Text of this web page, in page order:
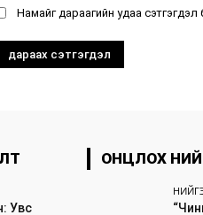
Намайг дараагийн удаа
Увс
ОНЦЛОХ